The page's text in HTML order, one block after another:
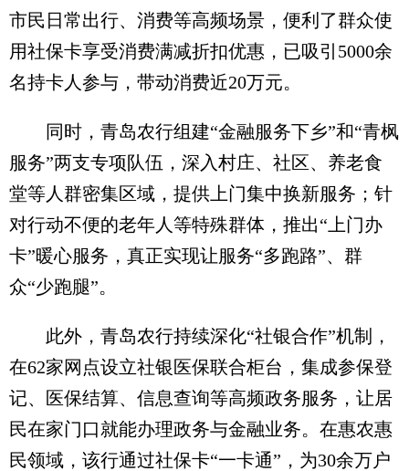
市民日常出行、消费等高频场景，便利了群众使
用社保卡享受消费满减折扣优惠，已吸引5000余
名持卡人参与，带动消费近20万元。
同时，青岛农行组建“金融服务下乡”和“青枫
服务”两支专项队伍，深入村庄、社区、养老食
堂等人群密集区域，提供上门集中换新服务；针
对行动不便的老年人等特殊群体，推出“上门办
卡”暖心服务，真正实现让服务“多跑路”、群
众“少跑腿”。
此外，青岛农行持续深化“社银合作”机制，
在62家网点设立社银医保联合柜台，集成参保登
记、医保结算、信息查询等高频政务服务，让居
民在家门口就能办理政务与金融业务。在惠农惠
民领域，该行通过社保卡“一卡通”，为30余万户